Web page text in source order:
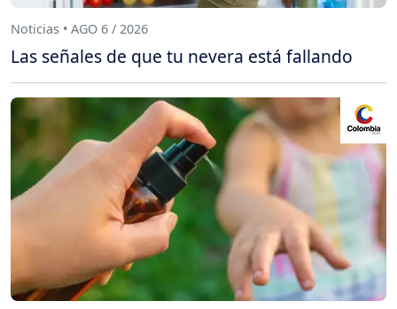
Noticias • AGO 6 / 2026
Las señales de que tu nevera está fallando